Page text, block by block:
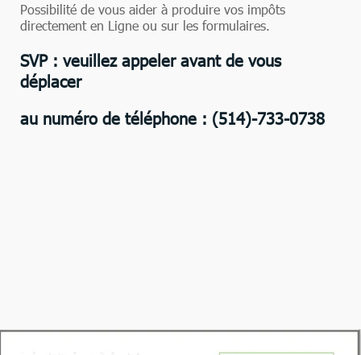
Possibilité de vous aider à produire vos impôts
directement en Ligne ou sur les formulaires.
SVP : veuillezappeleravant de vous
déplacer
au numéro de téléphone : (514)-733-0738